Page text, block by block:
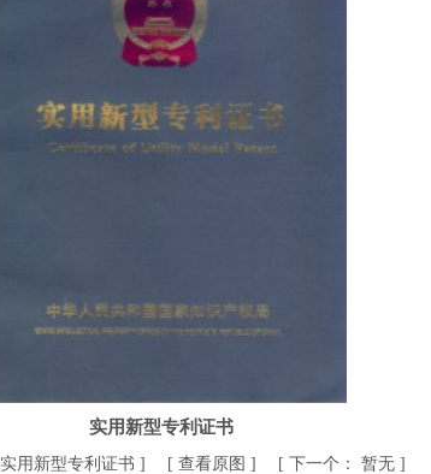
实用新型专利证书
实用新型专利证书 ] [ 查看原图 ] [ 下一个： 暂无 ]